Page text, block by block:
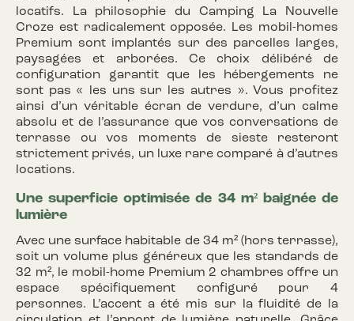
locatifs. La philosophie du Camping La Nouvelle
Croze est radicalement opposée. Les mobil-homes
Premium sont implantés sur des parcelles larges,
paysagées et arborées. Ce choix délibéré de
configuration garantit que les hébergements ne
sont pas « les uns sur les autres ». Vous profitez
ainsi d’un véritable écran de verdure, d’un calme
absolu et de l’assurance que vos conversations de
terrasse ou vos moments de sieste resteront
strictement privés, un luxe rare comparé à d’autres
locations.
Une superficie optimisée de 34 m² baignée de
lumière
Avec une surface habitable de 34 m² (hors terrasse),
soit un volume plus généreux que les standards de
32 m², le mobil-home Premium 2 chambres offre un
espace spécifiquement configuré pour 4
personnes. L’accent a été mis sur la fluidité de la